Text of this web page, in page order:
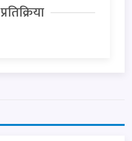
प्रतिक्रिया